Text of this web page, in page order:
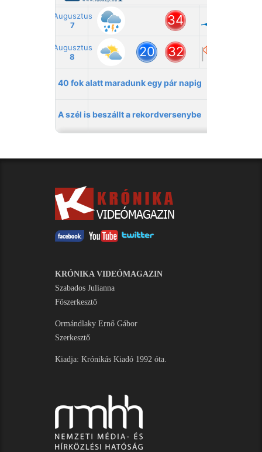
KRÓNIKA VIDEÓMAGAZIN
Szabados Julianna
Főszerkesztő
Ormándlaky Ernő Gábor
Szerkesztő
Kiadja: Krónikás Kiadó 1992 óta.